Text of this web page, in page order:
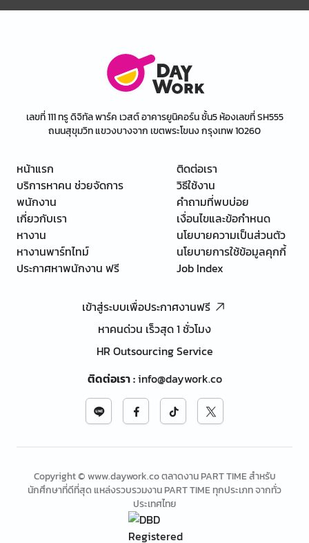
เลขที่ 111 ทรู ดิจิทัล พาร์ค เวสต์ อาคารยูนิคอร์น ชั้น5 ห้องเลขที่ SH555
ถนนสุขุมวิท แขวงบางจาก เขตพระโขนง กรุงเทพ 10260
หน้าแรก
บริการหาคน ช่วยจัดการ
พนักงาน
เกี่ยวกับเรา
หางาน
หางานพาร์ทไทม์
ประกาศหาพนักงาน ฟรี
ติดต่อเรา
วิธีใช้งาน
คำถามที่พบบ่อย
เงื่อนไขและข้อกำหนด
นโยบายความเป็นส่วนตัว
นโยบายการใช้ข้อมูลคุกกี้
Job Index
เข้าสู่ระบบเพื่อประกาศงานฟรี
หาคนด่วน เร็วสุด 1 ชั่วโมง
HR Outsourcing Service
ติดต่อเรา:info@daywork.co
Copyright © www.daywork.co ตลาดงาน PART TIME สำหรับ
นักศึกษาที่ดีที่สุด แหล่งรวบรวมงาน PART TIME ทุกประเภท จากทั่ว
ประเทศไทย